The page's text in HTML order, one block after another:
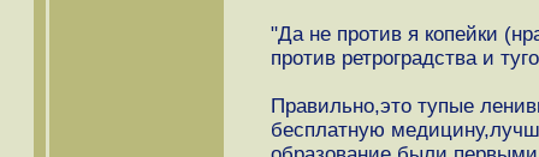
"Да не против я копейки
против ретроградства и
Правильно,это тупые
бесплатную